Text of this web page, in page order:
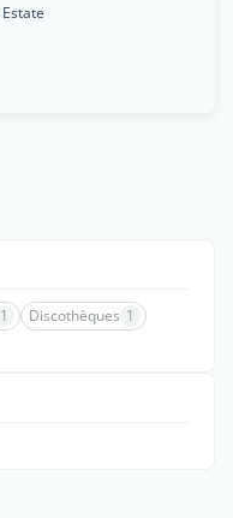
1 Discothèques 1